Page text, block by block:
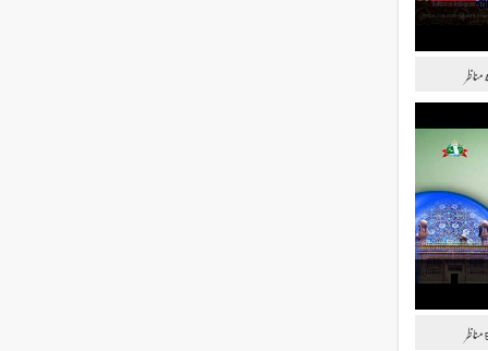
مناظر
مناظر